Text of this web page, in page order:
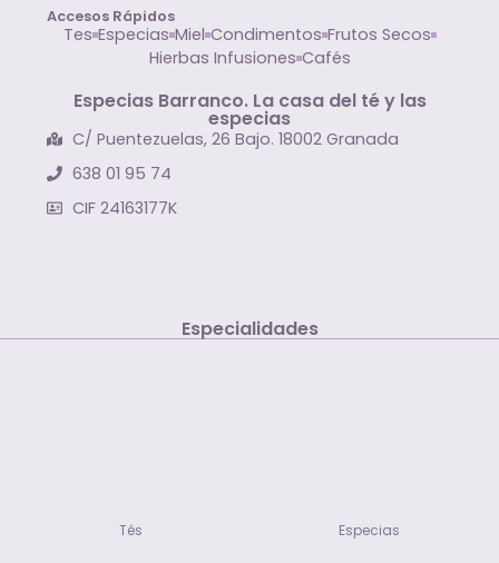
Accesos Rápidos
Tes Especias Miel Condimentos Frutos Secos
Hierbas Infusiones Cafés
Especias Barranco. La casa del té y las
especias
C/ Puentezuelas, 26 Bajo. 18002 Granada
638 01 95 74
CIF 24163177K
Especialidades
Tés Especias